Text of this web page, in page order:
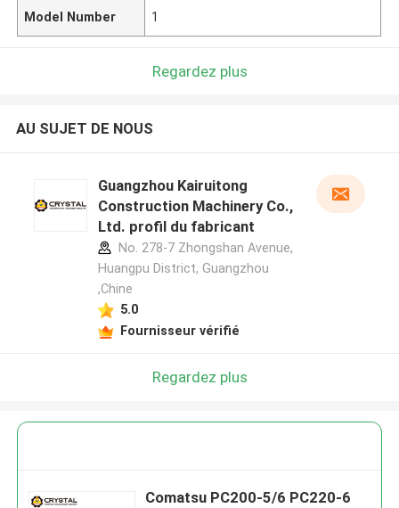
Model Number 1
Regardez plus
AU SUJET DE NOUS
Guangzhou Kairuitong
Construction Machinery Co.,
Ltd. profil du fabricant
No. 278-7 Zhongshan Avenue,
Huangpu District, Guangzhou
,Chine
5.0
Fournisseur vérifié
Regardez plus
Comatsu PC200-5/6 PC220-6